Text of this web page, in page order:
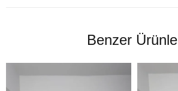
Benzer